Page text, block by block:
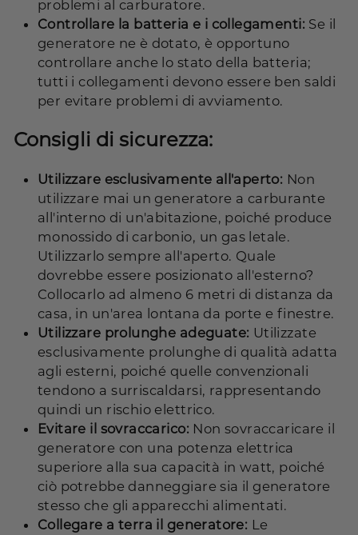
problemi al carburatore.
Controllare la batteria e i collegamenti: Se il
generatore ne è dotato, è opportuno
controllare anche lo stato della batteria;
tutti i collegamenti devono essere ben saldi
per evitare problemi di avviamento.
Consigli di sicurezza:
Utilizzare esclusivamente all'aperto: Non
utilizzare mai un generatore a carburante
all'interno di un'abitazione, poiché produce
monossido di carbonio, un gas letale.
Utilizzarlo sempre all'aperto. Quale
dovrebbe essere posizionato all'esterno?
Collocarlo ad almeno 6 metri di distanza da
casa, in un'area lontana da porte e finestre.
Utilizzare prolunghe adeguate: Utilizzate
esclusivamente prolunghe di qualità adatta
agli esterni, poiché quelle convenzionali
tendono a surriscaldarsi, rappresentando
quindi un rischio elettrico.
Evitare il sovraccarico: Non sovraccaricare il
generatore con una potenza elettrica
superiore alla sua capacità in watt, poiché
ciò potrebbe danneggiare sia il generatore
stesso che gli apparecchi alimentati.
Collegare a terra il generatore: Le